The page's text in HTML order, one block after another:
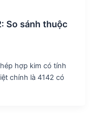
So sánh thuộc
hợp kim có tính
chính là 4142 có